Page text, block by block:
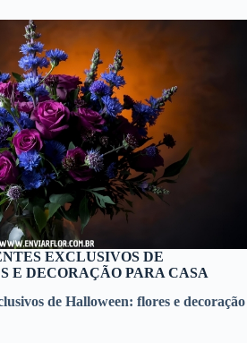
EXCLUSIVOS DE
E DECORAÇÃO PARA CASA
de Halloween: flores e decoração